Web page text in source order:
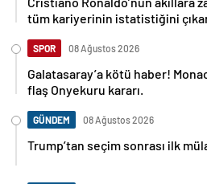
tüm kariyerinin istatistiğini
SPOR 08 Ağustos 2026
Galatasaray’a kötü haber!
flaş Onyekuru kararı.
GÜNDEM 08 Ağustos 2026
Trump’tan seçim sonrası ilk